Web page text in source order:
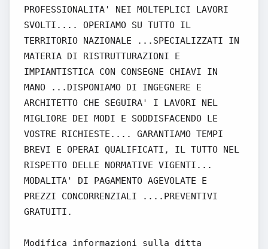
PROFESSIONALITA' NEI MOLTEPLICI LAVORI
SVOLTI.... OPERIAMO SU TUTTO IL
TERRITORIO NAZIONALE ...SPECIALIZZATI IN
MATERIA DI RISTRUTTURAZIONI E
IMPIANTISTICA CON CONSEGNE CHIAVI IN
MANO ...DISPONIAMO DI INGEGNERE E
ARCHITETTO CHE SEGUIRA' I LAVORI NEL
MIGLIORE DEI MODI E SODDISFACENDO LE
VOSTRE RICHIESTE.... GARANTIAMO TEMPI
BREVI E OPERAI QUALIFICATI, IL TUTTO NEL
RISPETTO DELLE NORMATIVE VIGENTI...
MODALITA' DI PAGAMENTO AGEVOLATE E
PREZZI CONCORRENZIALI ....PREVENTIVI
GRATUITI.
Modifica informazioni sulla ditta